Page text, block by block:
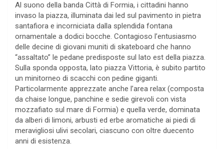
Al suono della banda Città di Formia, i cittadini hanno
invaso la piazza, illuminata dai led sul pavimento in pietra
santafiora e incorniciata dalla splendida fontana
ornamentale a dodici bocche. Contagioso l’entusiasmo
delle decine di giovani muniti di skateboard che hanno
“assaltato” le pedane predisposte sul lato est della piazza.
Sulla sponda opposta, lato piazza Vittoria, è subito partito
un minitorneo di scacchi con pedine giganti.
Particolarmente apprezzate anche l’area relax (composta
da chaise longue, panchine e sedie girevoli con vista
mozzafiato sul mare di Formia) e quella verde, dominata
da alberi di limoni, arbusti ed erbe aromatiche ai piedi di
meravigliosi ulivi secolari, ciascuno con oltre duecento
anni di esistenza.